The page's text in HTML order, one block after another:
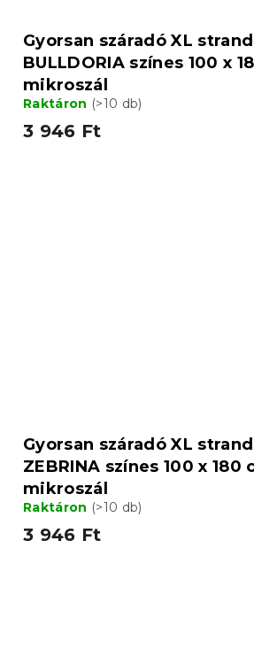
Gyorsan száradó XL
BULLDORIA színes 100 x
mikroszál
Raktáron (>10 db)
3 946 Ft
Gyorsan száradó XL
ZEBRINA színes 100 x 180
mikroszál
Raktáron (>10 db)
3 946 Ft